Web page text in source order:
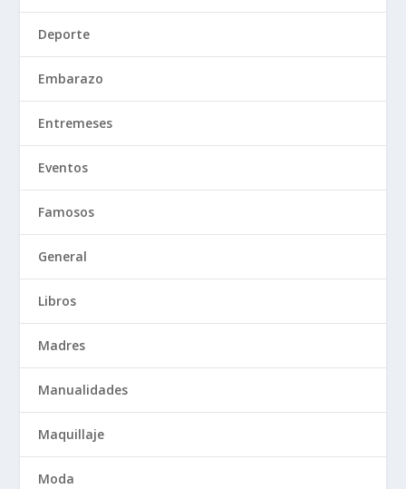
Deporte
Embarazo
Entremeses
Eventos
Famosos
General
Libros
Madres
Manualidades
Maquillaje
Moda